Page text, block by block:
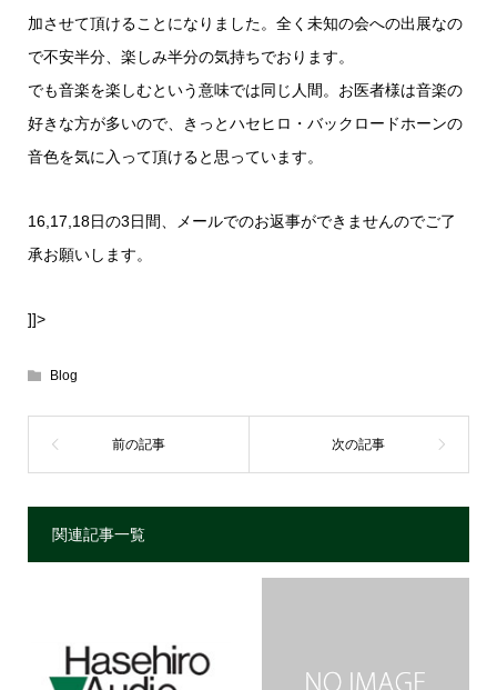
加させて頂けることになりました。全く未知の会への出展なの
で不安半分、楽しみ半分の気持ちでおります。
でも音楽を楽しむという意味では同じ人間。お医者様は音楽の
好きな方が多いので、きっとハセヒロ・バックロードホーンの
音色を気に入って頂けると思っています。
16,17,18日の3日間、メールでのお返事ができませんのでご了
承お願いします。
]]>
Blog
関連記事一覧